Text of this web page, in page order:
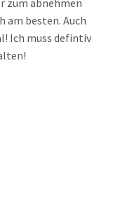
am besten. Auch
Ich muss defintiv